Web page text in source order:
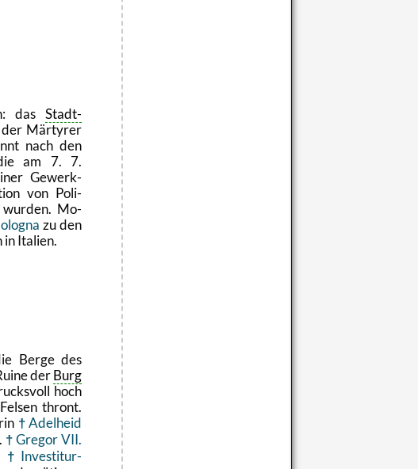
dasStadt­
der Mär­ty­rer
nach den
am 7. 7.
Ge­werk­
von Po­li­
wur­den. Mo­
zu den
in Ita­li­en.
Berge des
derBurg
hoch
thront.
Adel­heid
Gre­gor VII.
In­ves­ti­tur­